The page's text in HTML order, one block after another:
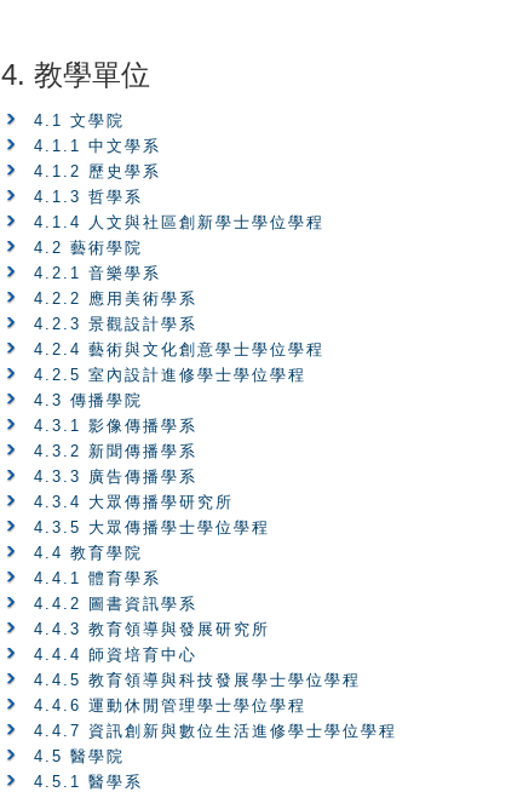
4. 教學單位
4.1 文學院
4.1.1 中文學系
4.1.2 歷史學系
4.1.3 哲學系
4.1.4 人文與社區創新學士學位學程
4.2 藝術學院
4.2.1 音樂學系
4.2.2 應用美術學系
4.2.3 景觀設計學系
4.2.4 藝術與文化創意學士學位學程
4.2.5 室內設計進修學士學位學程
4.3 傳播學院
4.3.1 影像傳播學系
4.3.2 新聞傳播學系
4.3.3 廣告傳播學系
4.3.4 大眾傳播學研究所
4.3.5 大眾傳播學士學位學程
4.4 教育學院
4.4.1 體育學系
4.4.2 圖書資訊學系
4.4.3 教育領導與發展研究所
4.4.4 師資培育中心
4.4.5 教育領導與科技發展學士學位學程
4.4.6 運動休閒管理學士學位學程
4.4.7 資訊創新與數位生活進修學士學位學程
4.5 醫學院
4.5.1 醫學系